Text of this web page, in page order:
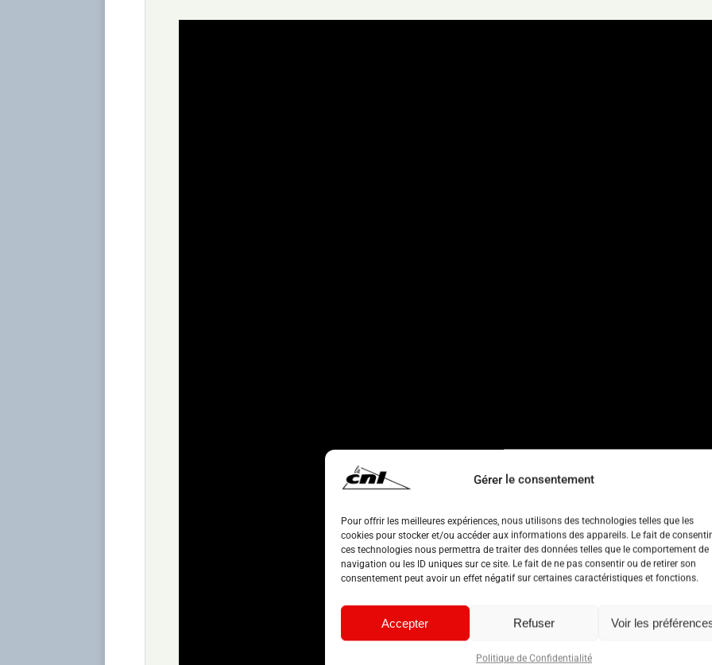
Gérer le consentement
Pour offrir les meilleures expériences, nous utilisons des technologies telles que les
cookies pour stocker et/ou accéder aux informations des appareils. Le fait de
ces technologies nous permettra de traiter des données telles que le comportement de
navigation ou les ID uniques sur ce site. Le fait de ne pas consentir ou de retirer son
consentement peut avoir un effet négatif sur certaines caractéristiques et fonctions.
Accepter Refuser Voir les
Politique de Confidentialité